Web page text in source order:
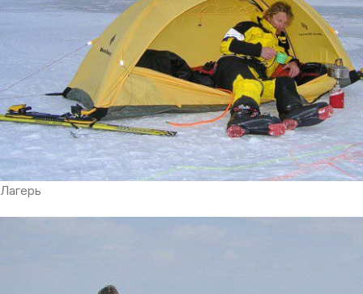
Лагерь